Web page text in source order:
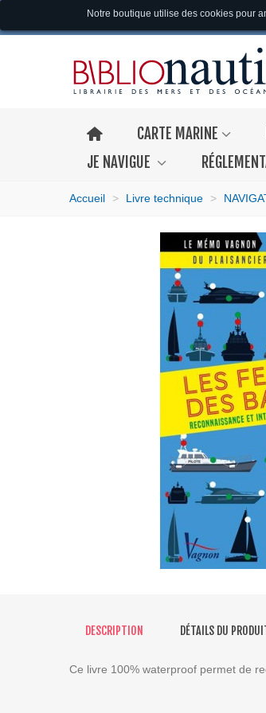
Notre boutique utilise des cookies pour
CARTE MARINE
JE NAVIGUE
Accueil > Livre technique >
DESCRIPTION DÉTAILS DU
Ce livre 100% waterproof permet de